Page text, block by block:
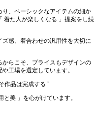
、ベーシックなアイテムの細か
着た人が楽しくなる 」提案をし続
感、着合わせの汎用性を大切に
らこそ、プライスもデザインの
工場を選定しています。
作品は完成する ”
美 」を心がけています。